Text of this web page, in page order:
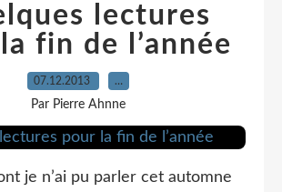
lectures
fin de l’année
07.12.2013 …
Par Pierre Ahnne
je n’ai pu parler cet automne